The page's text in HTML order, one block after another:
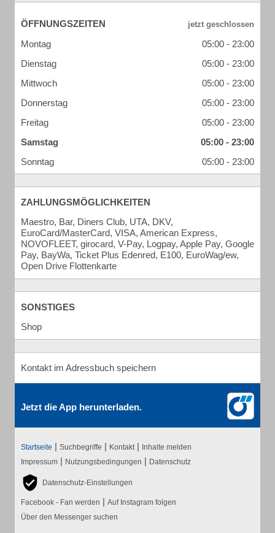
ÖFFNUNGSZEITEN
Montag
05:00 - 23:00
Dienstag
05:00 - 23:00
Mittwoch
05:00 - 23:00
Donnerstag
05:00 - 23:00
Freitag
05:00 - 23:00
Samstag
05:00 - 23:00
Sonntag
05:00 - 23:00
ZAHLUNGSMÖGLICHKEITEN
Maestro, Bar, Diners Club, UTA, DKV,
EuroCard/MasterCard, VISA, American Express,
NOVOFLEET, girocard, V-Pay, Logpay, Apple Pay, Google
Pay, BayWa, Ticket Plus Edenred, E100, EuroWag/ew,
Open Drive Flottenkarte
SONSTIGES
Shop
Kontakt im Adressbuch speichern
Jetzt die App herunterladen.
Startseite | Suchbegriffe | Kontakt | Inhalte melden
Impressum | Nutzungsbedingungen | Datenschutz
Datenschutz-Einstellungen
Facebook - Fan werden | Auf Instagram folgen
Über den Messenger suchen